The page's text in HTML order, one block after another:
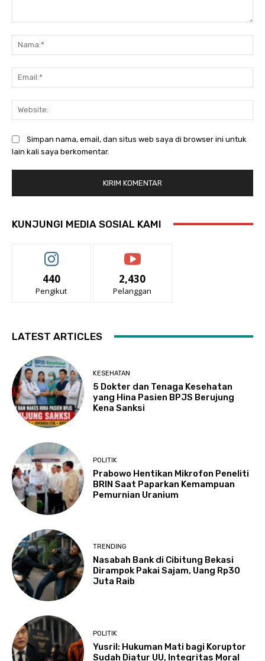
Simpan nama, email, dan situs web saya di browser ini untuk
lain kali saya berkomentar.
KUNJUNGI MEDIA SOSIAL KAMI
440
Pengikut
2,430
Pelanggan
LATEST ARTICLES
KESEHATAN
5 Dokter dan Tenaga Kesehatan
yang Hina Pasien BPJS Berujung
Kena Sanksi
POLITIK
Prabowo Hentikan Mikrofon Peneliti
BRIN Saat Paparkan Kemampuan
Pemurnian Uranium
TRENDING
Nasabah Bank di Cibitung Bekasi
Dirampok Pakai Sajam, Uang Rp30
Juta Raib
POLITIK
Yusril: Hukuman Mati bagi Koruptor
Sudah Diatur UU, Integritas Moral